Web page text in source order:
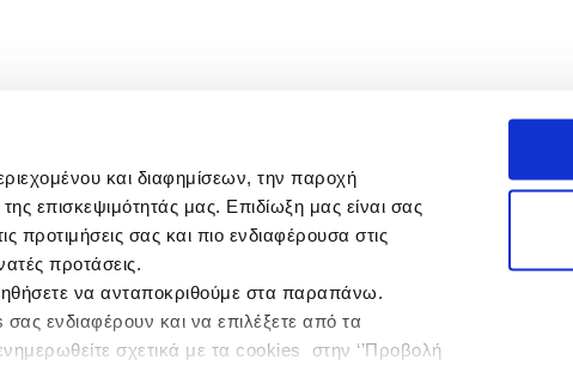
και διαφημίσεων, την παροχή
επισκεψιμότητάς μας. Επιδίωξη μας είναι σας
προτιμήσεις σας και πιο ενδιαφέρουσα στις
προτάσεις.
να ανταποκριθούμε στα παραπάνω.
ενδιαφέρουν και να επιλέξετε από τα
σχετικά με τα cookies στην ‘’Προβολή